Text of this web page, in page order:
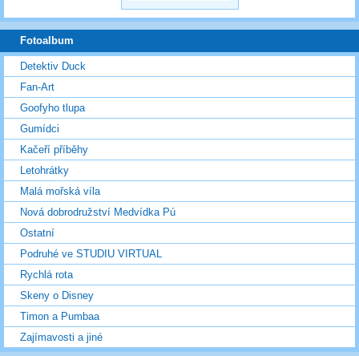
Fotoalbum
Detektiv Duck
Fan-Art
Goofyho tlupa
Gumídci
Kačeří příběhy
Letohrátky
Malá mořská víla
Nová dobrodružství Medvídka Pú
Ostatní
Podruhé ve STUDIU VIRTUAL
Rychlá rota
Skeny o Disney
Timon a Pumbaa
Zajímavosti a jiné